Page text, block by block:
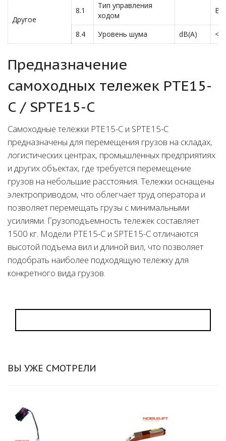
Другое
8.1
Тип управления
ходом
8.4 Уровень шума dB(A)
Предназначение
самоходных тележек PTE15-
C / SPTE15-C
Самоходные тележки PTE15-C и SPTE15-C
предназначены для перемещения грузов на складах,
логистических центрах, промышленных предприятиях
и других объектах, где требуется перемещение
грузов на небольшие расстояния. Тележки оснащены
электроприводом, что облегчает труд оператора и
позволяет перемещать грузы с минимальными
усилиями. Грузоподъемность тележек составляет
1500 кг. Модели PTE15-C и SPTE15-C отличаются
высотой подъема вил и длиной вил, что позволяет
подобрать наиболее подходящую тележку для
конкретного вида грузов.
ВЫ УЖЕ СМОТРЕЛИ